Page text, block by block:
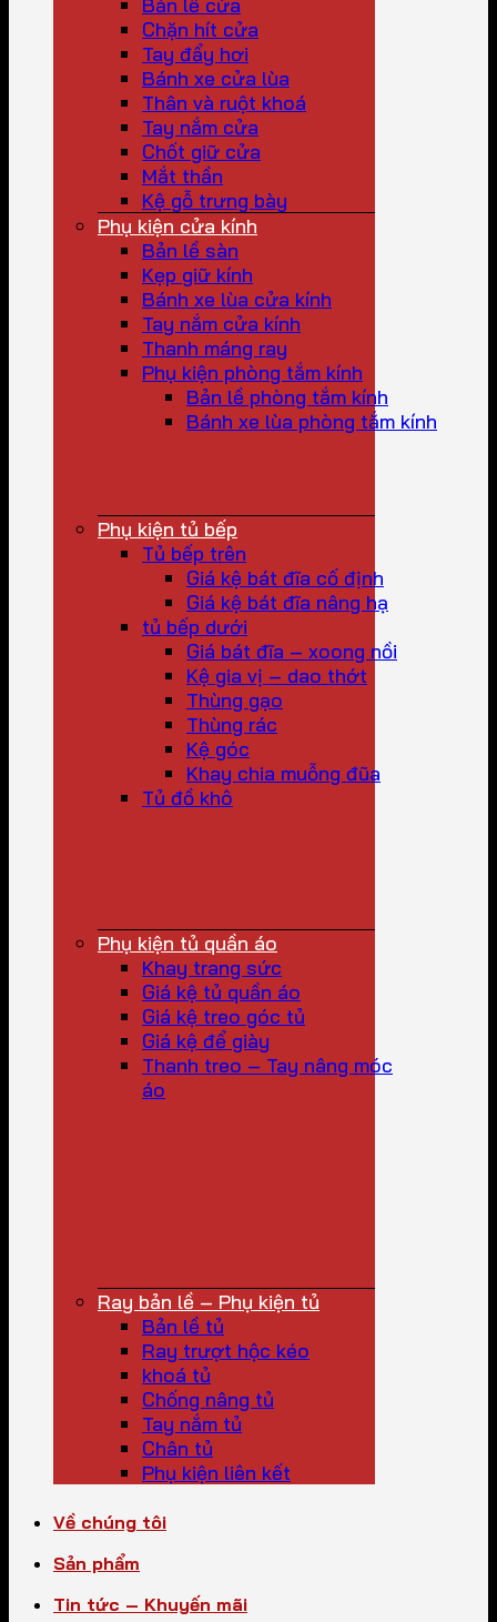
Chặn hít cửa
Tay đẩy hơi
Bánh xe cửa lùa
Thân và ruột khoá
Tay nắm cửa
Chốt giữ cửa
Mắt thần
Kệ gỗ trưng bày
Phụ kiện cửa kính
Bản lề sàn
Kẹp giữ kính
Bánh xe lùa cửa kính
Tay nắm cửa kính
Thanh máng ray
Phụ kiện phòng tắm kính
Bản lề phòng tắm kính
Bánh xe lùa phòng tắm kính
Phụ kiện tủ bếp
Tủ bếp trên
Giá kệ bát đĩa cố định
Giá kệ bát đĩa nâng hạ
tủ bếp dưới
Giá bát đĩa – xoong nồi
Kệ gia vị – dao thớt
Thùng gạo
Thùng rác
Kệ góc
Khay chia muỗng đũa
Tủ đồ khô
Phụ kiện tủ quần áo
Khay trang sức
Giá kệ tủ quần áo
Giá kệ treo góc tủ
Giá kệ để giày
Thanh treo – Tay nâng móc
áo
Ray bản lề – Phụ kiện tủ
Bản lề tủ
Ray trượt hộc kéo
khoá tủ
Chống nâng tủ
Tay nắm tủ
Chân tủ
Phụ kiện liên kết
Về chúng tôi
Sản phẩm
Tin tức – Khuyến mãi